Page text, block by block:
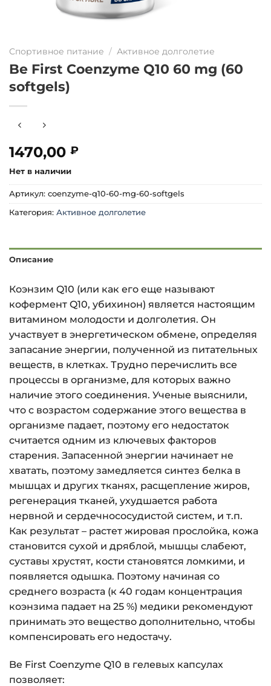
Спортивное питание / Активное долголетие
Be First Coenzyme Q10 60 mg (60
softgels)
1470,00 ₽
Нет в наличии
Артикул: coenzyme-q10-60-mg-60-softgels
Категория: Активное долголетие
Описание
Коэнзим Q10 (или как его еще называют
кофермент Q10, убихинон) является настоящим
витамином молодости и долголетия. Он
участвует в энергетическом обмене, определяя
запасание энергии, полученной из питательных
веществ, в клетках. Трудно перечислить все
процессы в организме, для которых важно
наличие этого соединения. Ученые выяснили,
что с возрастом содержание этого вещества в
организме падает, поэтому его недостаток
считается одним из ключевых факторов
старения. Запасенной энергии начинает не
хватать, поэтому замедляется синтез белка в
мышцах и других тканях, расщепление жиров,
регенерация тканей, ухудшается работа
нервной и сердечнососудистой систем, и т.п.
Как результат – растет жировая прослойка, кожа
становится сухой и дряблой, мышцы слабеют,
суставы хрустят, кости становятся ломкими, и
появляется одышка. Поэтому начиная со
среднего возраста (к 40 годам концентрация
коэнзима падает на 25 %) медики рекомендуют
принимать это вещество дополнительно, чтобы
компенсировать его недостачу.
Be First Coenzyme Q10 в гелевых капсулах
позволяет: